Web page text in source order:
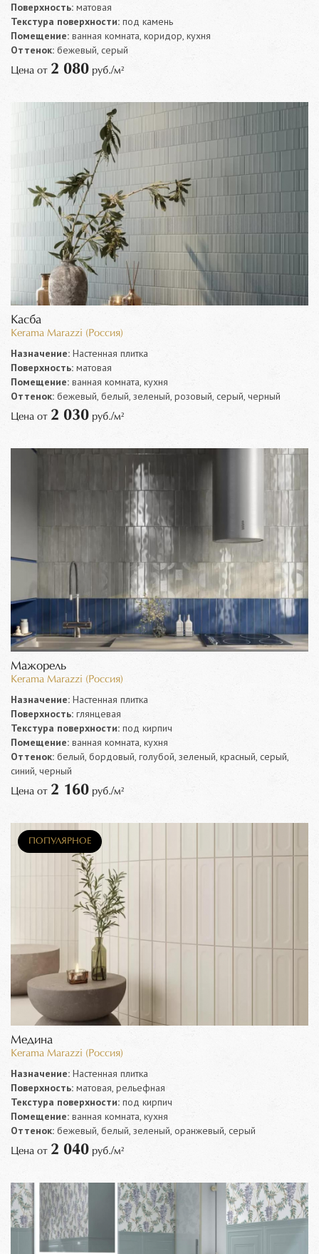
Поверхность: матовая
Текстура поверхности: под камень
Помещение: ванная комната, коридор, кухня
Оттенок: бежевый, серый
Цена от 2 080 руб./м²
Касба
Kerama Marazzi (Россия)
Назначение: Настенная плитка
Поверхность: матовая
Помещение: ванная комната, кухня
Оттенок: бежевый, белый, зеленый, розовый, серый, черный
Цена от 2 030 руб./м²
Мажорель
Kerama Marazzi (Россия)
Назначение: Настенная плитка
Поверхность: глянцевая
Текстура поверхности: под кирпич
Помещение: ванная комната, кухня
Оттенок: белый, бордовый, голубой, зеленый, красный, серый,
синий, черный
Цена от 2 160 руб./м²
ПОПУЛЯРНОЕ
Медина
Kerama Marazzi (Россия)
Назначение: Настенная плитка
Поверхность: матовая, рельефная
Текстура поверхности: под кирпич
Помещение: ванная комната, кухня
Оттенок: бежевый, белый, зеленый, оранжевый, серый
Цена от 2 040 руб./м²